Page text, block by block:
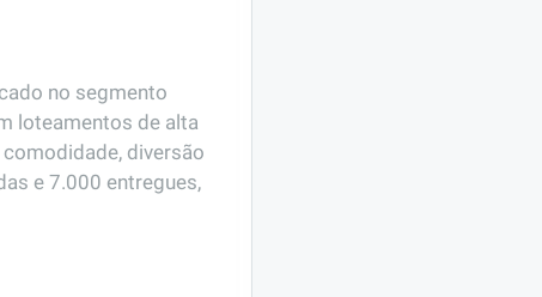
no segmento
loteamentos de alta
diversão
e 7.000 entregues,